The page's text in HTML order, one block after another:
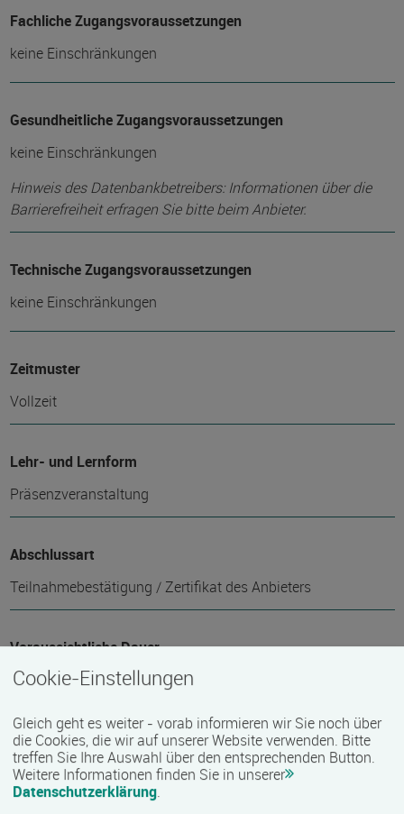
Fachliche Zugangsvoraussetzungen
keine Einschränkungen
Gesundheitliche Zugangsvoraussetzungen
keine Einschränkungen
Hinweis des Datenbankbetreibers: Informationen über die
Barrierefreiheit erfragen Sie bitte beim Anbieter.
Technische Zugangsvoraussetzungen
keine Einschränkungen
Zeitmuster
Vollzeit
Lehr- und Lernform
Präsenzveranstaltung
Abschlussart
Teilnahmebestätigung / Zertifikat des Anbieters
Voraussichtliche Dauer
1 Tag(e)
Termin
10.09.2026
Cookie-Einstellungen
Gleich geht es weiter - vorab informieren wir Sie noch über
die Cookies, die wir auf unserer Website verwenden. Bitte
treffen Sie Ihre Auswahl über den entsprechenden Button.
Weitere Informationen finden Sie in unserer
Datenschutzerklärung.